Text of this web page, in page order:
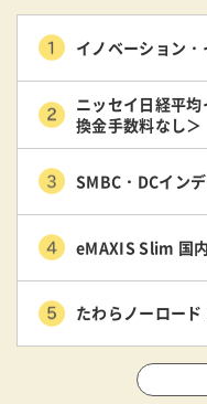
イノベーション
ニッセイ日経平
換金手数料なし＞
SMBC・DCイン
eMAXIS Slim 国
たわらノーロー